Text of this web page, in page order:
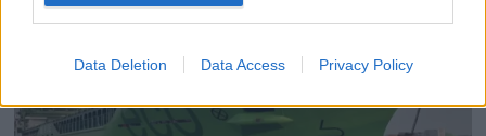
Data Deletion Data Access Privacy Policy